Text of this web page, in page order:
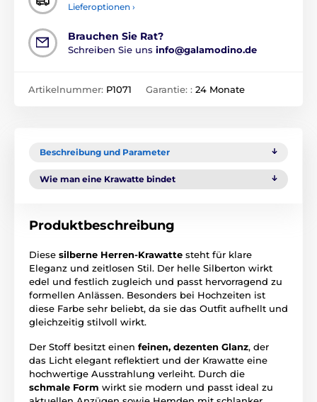
Lieferoptionen ›
Brauchen Sie Rat?
Schreiben Sie uns info@galamodino.de
Artikelnummer: P1071 Garantie: : 24 Monate
Beschreibung und Parameter
Wie man eine Krawatte bindet
Produktbeschreibung
Diese silberne Herren-Krawatte steht für klare
Eleganz und zeitlosen Stil. Der helle Silberton wirkt
edel und festlich zugleich und passt hervorragend zu
formellen Anlässen. Besonders bei Hochzeiten ist
diese Farbe sehr beliebt, da sie das Outfit aufhellt und
gleichzeitig stilvoll wirkt.
Der Stoff besitzt einen feinen, dezenten Glanz, der
das Licht elegant reflektiert und der Krawatte eine
hochwertige Ausstrahlung verleiht. Durch die
schmale Form wirkt sie modern und passt ideal zu